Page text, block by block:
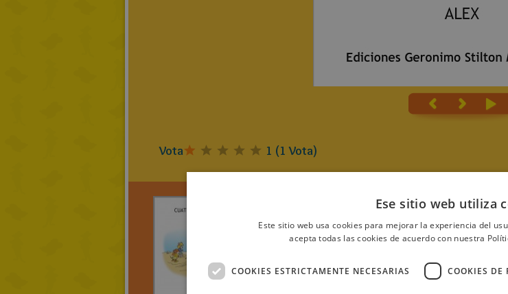
Vota 1 (1 Vota)
CUATRO
Ese sitio web utiliza
Este sitio web usa cookies para mejorar la experiencia del
acepta todas las cookies de acuerdo con nuestra
COOKIES ESTRICTAMENTE NECESARIAS COOKIES DE